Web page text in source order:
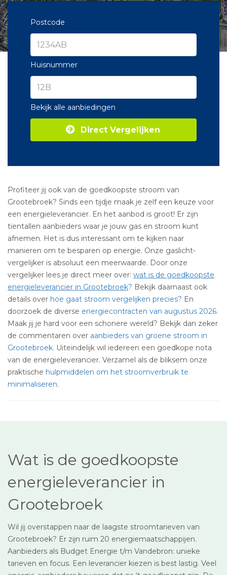
Postcode
Huisnummer
Bekijk alle aanbiedingen
Direct Vergelijken
Profiteer jij ook van de goedkoopste stroom van
Grootebroek? Sinds een tijdje maak je zelf een keuze voor
een energieleverancier. En het aanbod is groot! Er zijn
tientallen aanbieders waar je jouw gas en stroom kunt
afnemen. Het is dus interessant om te kijken naar
manieren om te besparen op energie. Onze gaslicht-
vergelijker is absoluut een meerwaarde. Door onze
vergelijker lees je direct meer over: wat is de goedkoopste
energieleverancier in Grootebroek? Bekijk daarnaast ook
details over hoe gaat stroom vergelijken precies? En
doorzoek de diverse energiecontracten van augustus 2026.
Maak jij je hard voor een schonere wereld? Bekijk dan zeker
de commentaren over aanbieders van groene stroom in
Grootebroek. Uiteindelijk wil iedereen een goedkope nota
van de energieleverancier. Verzamel als de bliksem onze
praktische hulpmiddelen om het stroomverbruik te
minimaliseren.
Wat is de goedkoopste
energieleverancier in
Grootebroek
Wil jij overstappen naar de laagste stroomtarieven van
Grootebroek? Er zijn ruim 20 energiemaatschappijen.
Aanbieders als Budget Energie t/m Vandebron: unieke
tarieven en focus. Een leverancier kiezen is best lastig. Veel